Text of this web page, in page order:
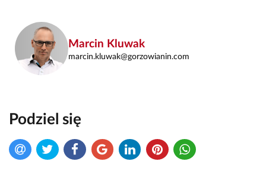
Marcin Kluwak
marcin.kluwak@gorzowianin.com
Podziel się